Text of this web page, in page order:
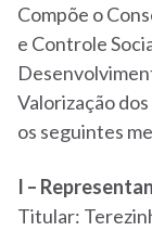
Compõe o
e Controle
Valorização
os seguintes
I –
Titular: